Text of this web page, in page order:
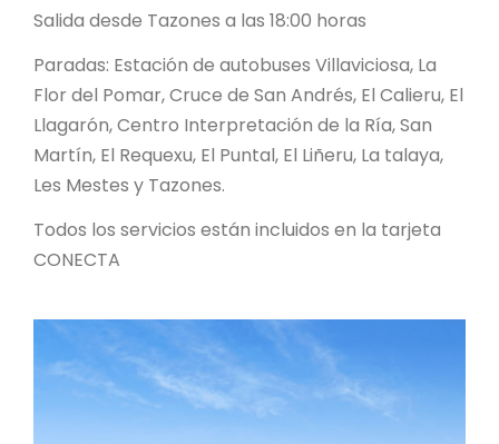
Salida desde Tazones a las 18:00 horas
Paradas: Estación de autobuses Villaviciosa, La
Flor del Pomar, Cruce de San Andrés, El Calieru, El
Llagarón, Centro Interpretación de la Ría, San
Martín, El Requexu, El Puntal, El Liñeru, La talaya,
Les Mestes y Tazones.
Todos los servicios están incluidos en la tarjeta
CONECTA